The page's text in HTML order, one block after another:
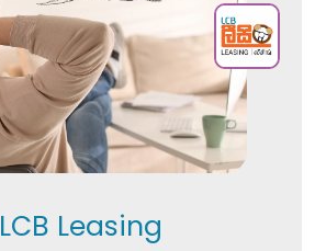
LCB Leasing